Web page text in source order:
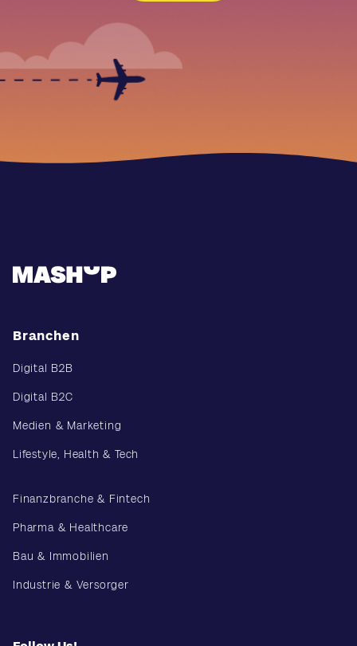
Branchen
Digital B2B
Digital B2C
Medien & Marketing
Lifestyle, Health & Tech
Finanzbranche & Fintech
Pharma & Healthcare
Bau & Immobilien
Industrie & Versorger